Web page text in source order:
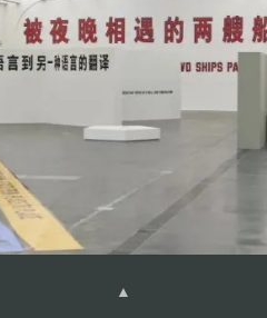
▲